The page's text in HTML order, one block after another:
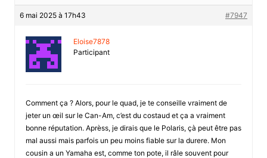
6 mai 2025 à 17h43 #7947
Eloise7878
Participant
Comment ça ? Alors, pour le quad, je te conseille vraiment de
jeter un œil sur le Can-Am, c’est du costaud et ça a vraiment
bonne réputation. Aprèss, je dirais que le Polaris, çà peut être pas
mal aussi mais parfois un peu moins fiable sur la durere. Mon
cousin a un Yamaha est, comme ton pote, il râle souvent pour